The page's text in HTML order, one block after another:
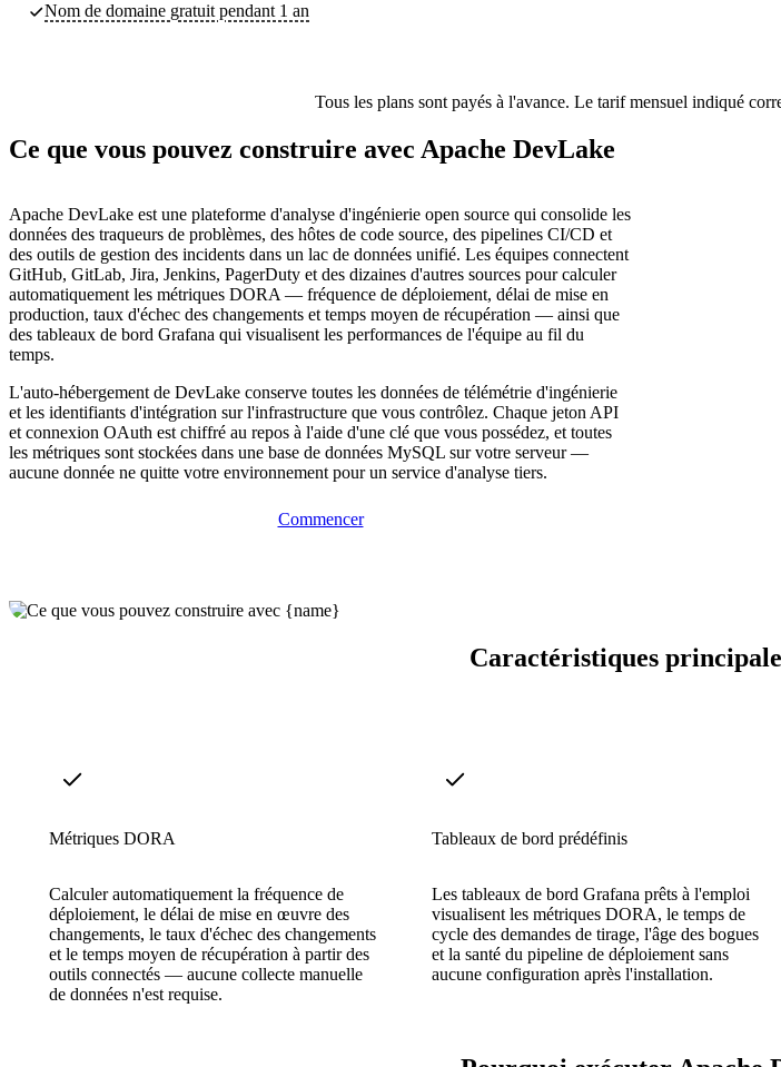
Nom de domaine gratuit pendant 1 an
Tous les plans sont payés à l'avance. Le tarif mensuel indiqué
Ce que vous pouvez construire avec Apache DevLake
Apache DevLake est une plateforme d'analyse d'ingénierie open source qui consolide les
données des traqueurs de problèmes, des hôtes de code source, des pipelines CI/CD et
des outils de gestion des incidents dans un lac de données unifié. Les équipes connectent
GitHub, GitLab, Jira, Jenkins, PagerDuty et des dizaines d'autres sources pour calculer
automatiquement les métriques DORA — fréquence de déploiement, délai de mise en
production, taux d'échec des changements et temps moyen de récupération — ainsi que
des tableaux de bord Grafana qui visualisent les performances de l'équipe au fil du
temps.
L'auto-hébergement de DevLake conserve toutes les données de télémétrie d'ingénierie
et les identifiants d'intégration sur l'infrastructure que vous contrôlez. Chaque jeton API
et connexion OAuth est chiffré au repos à l'aide d'une clé que vous possédez, et toutes
les métriques sont stockées dans une base de données MySQL sur votre serveur —
aucune donnée ne quitte votre environnement pour un service d'analyse tiers.
Commencer
Caractéristiques
Métriques DORA
Calculer automatiquement la fréquence de
déploiement, le délai de mise en œuvre des
changements, le taux d'échec des changements
et le temps moyen de récupération à partir des
outils connectés — aucune collecte manuelle
de données n'est requise.
Tableaux de bord prédéfinis
Les tableaux de bord Grafana prêts à l'emploi
visualisent les métriques DORA, le temps de
cycle des demandes de tirage, l'âge des bogues
et la santé du pipeline de déploiement sans
aucune configuration après l'installation.